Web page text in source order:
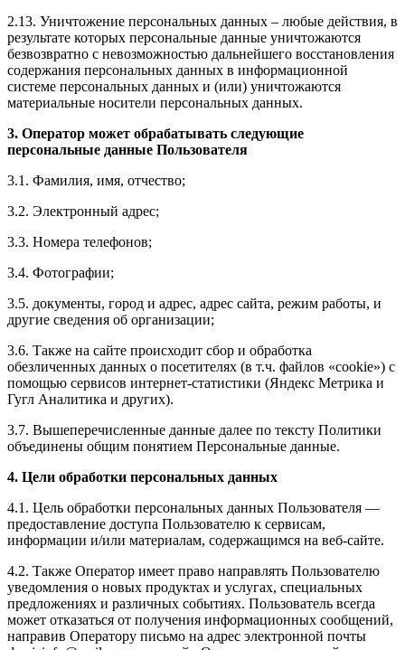
2.13. Уничтожение персональных данных – любые действия, в
результате которых персональные данные уничтожаются
безвозвратно с невозможностью дальнейшего восстановления
содержания персональных данных в информационной
системе персональных данных и (или) уничтожаются
материальные носители персональных данных.
3. Оператор может обрабатывать следующие
персональные данные Пользователя
3.1. Фамилия, имя, отчество;
3.2. Электронный адрес;
3.3. Номера телефонов;
3.4. Фотографии;
3.5. документы, город и адрес, адрес сайта, режим работы, и
другие сведения об организации;
3.6. Также на сайте происходит сбор и обработка
обезличенных данных о посетителях (в т.ч. файлов «cookie») с
помощью сервисов интернет-статистики (Яндекс Метрика и
Гугл Аналитика и других).
3.7. Вышеперечисленные данные далее по тексту Политики
объединены общим понятием Персональные данные.
4. Цели обработки персональных данных
4.1. Цель обработки персональных данных Пользователя —
предоставление доступа Пользователю к сервисам,
информации и/или материалам, содержащимся на веб-сайте.
4.2. Также Оператор имеет право направлять Пользователю
уведомления о новых продуктах и услугах, специальных
предложениях и различных событиях. Пользователь всегда
может отказаться от получения информационных сообщений,
направив Оператору письмо на адрес электронной почты